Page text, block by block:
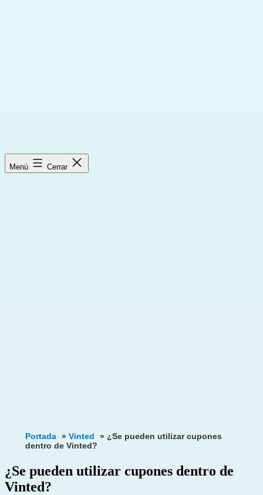
Menú Cerrar
Portada » Vinted » ¿Se pueden utilizar cupones
dentro de Vinted?
¿Se pueden utilizar cupones dentro de
Vinted?